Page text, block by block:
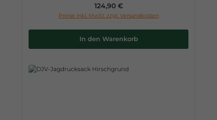
Regulärer Preis:
124,90 €
Preise inkl. MwSt. zzgl. Versandkosten
In den Warenkorb